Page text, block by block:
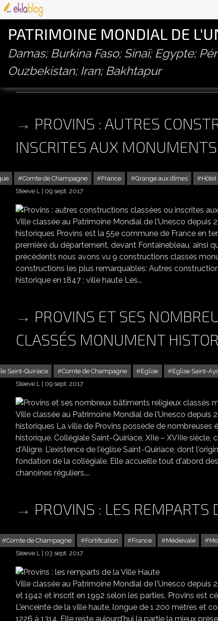
PATRIMOINE MONDIAL DE
Damas; Burkina Faso; Sinaï; Egypte;
Ouzbekistan; Iran; Bakhtapur
comte de champagne
PROVINS : AUTRES
INSCRITES AUX
Comte de Champagne France Grange aux dîmes
Hôtel
Steeve L
09 sept. 2017
Ville classée au Patrimoine Mondial de l'Unesco depuis
historiques Provins est la 55e commune de France en
première du département, devant Fontainebleau, ainsi
précédents nous avons vu 9 constructions classés
constructions les plus remarquables: Autres
historique en 1847 ; ville haute Les...
PROVINS ET SES
CLASSÉS MONUMENT
Saint-Quiriace Comte de Champagne Eglise
Église Saint-
Steeve L
09 sept. 2017
Ville classée au Patrimoine Mondial de l'Unesco depuis
historiques La ville de Provins possède de
historique. Collégiale Saint-Quiriace, XIIe – XVIIIe
d'Aligre. L'existence de l'église Saint-Quiriace, dont
fondation de la collégiale. Elle accueille tout d'abord
chanoines réguliers....
PROVINS : LES REMPARTS
Comte de Champagne Fortification France Médiévale
Steeve L
03 sept. 2017
Ville classée au Patrimoine Mondial de l'Unesco
et 1942 et inscrit en 1992 selon les parties, Provins est
L'enceinte de la ville haute, longue de 1 200 mètres et
1226 à 1314. Elle reste aujourd'hui la partie la mieux